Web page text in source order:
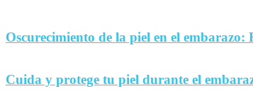
Oscurecimiento de la piel en el
Cuida y protege tu piel durante el